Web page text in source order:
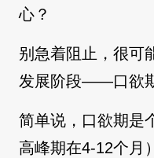
心？
别急着阻止，很可
发展阶段——口欲
简单说，口欲期是
高峰期在4-12个月